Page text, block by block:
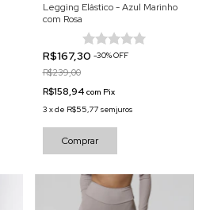
Legging Elástico - Azul Marinho
com Rosa
R$167,30 -30%OFF
R$239,00
R$158,94 com Pix
3 xde R$55,77 sem juros
Comprar